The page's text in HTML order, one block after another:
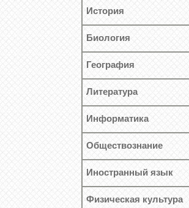
История
Биология
География
Литература
Информатика
Обществознание
Иностранный язык
Физическая культура